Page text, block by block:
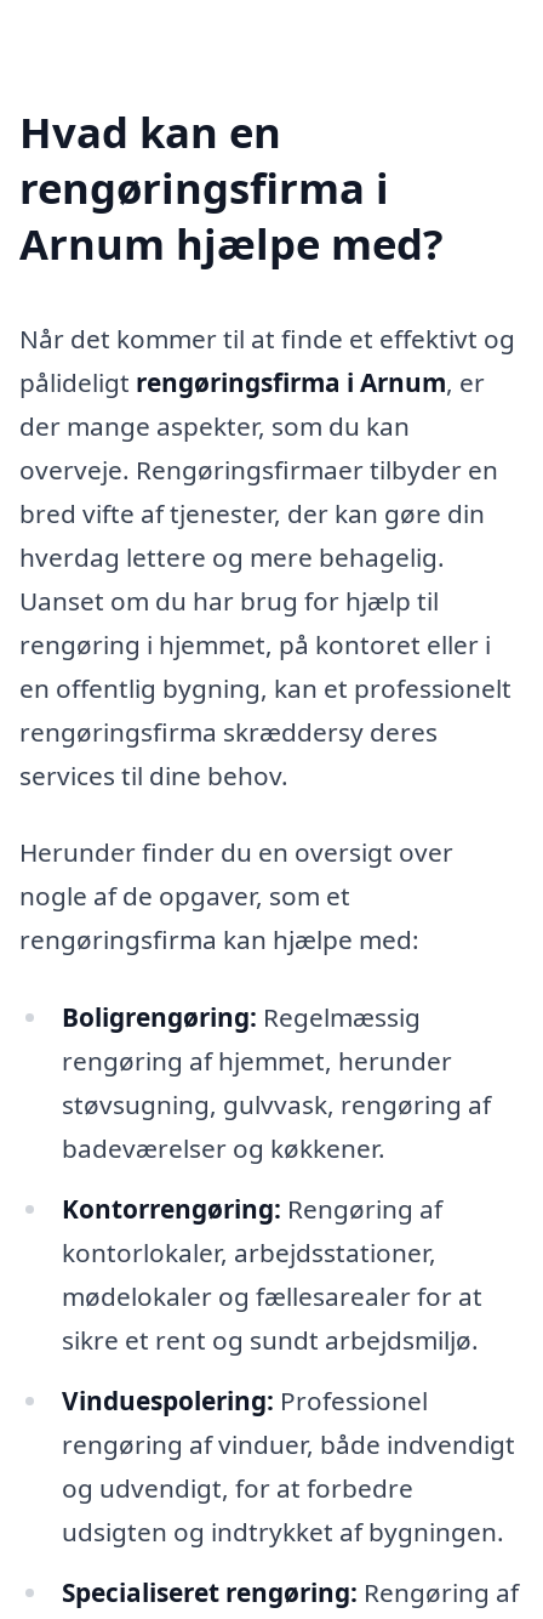
Hvad kan en
rengøringsfirma i
Arnum hjælpe med?
Når det kommer til at finde et effektivt og
pålideligt rengøringsfirma i Arnum, er
der mange aspekter, som du kan
overveje. Rengøringsfirmaer tilbyder en
bred vifte af tjenester, der kan gøre din
hverdag lettere og mere behagelig.
Uanset om du har brug for hjælp til
rengøring i hjemmet, på kontoret eller i
en offentlig bygning, kan et professionelt
rengøringsfirma skræddersy deres
services til dine behov.
Herunder finder du en oversigt over
nogle af de opgaver, som et
rengøringsfirma kan hjælpe med:
Boligrengøring: Regelmæssig
rengøring af hjemmet, herunder
støvsugning, gulvvask, rengøring af
badeværelser og køkkener.
Kontorrengøring: Rengøring af
kontorlokaler, arbejdsstationer,
mødelokaler og fællesarealer for at
sikre et rent og sundt arbejdsmiljø.
Vinduespolering: Professionel
rengøring af vinduer, både indvendigt
og udvendigt, for at forbedre
udsigten og indtrykket af bygningen.
Specialiseret rengøring: Rengøring af